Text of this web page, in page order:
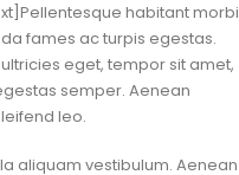
habitant morbi
fames ac turpis egestas.
eget, tempor sit amet,
semper. Aenean
leo.
aliquam vestibulum. Aenean